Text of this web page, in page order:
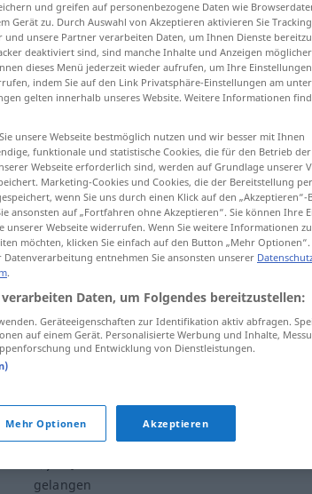
gelangenzu, nach
gelangenauf einen Posten, in ein
an dieÖffentlichkeitgelangen
ans Zielgelangen
gelangen
und greifen auf personenbezogene Daten wie
Gerät zu. Durch Auswahl von Akzeptieren aktivieren Sie
unsere Partner verarbeiten Daten, um Ihnen Dienste
deaktiviert sind, sind manche Inhalte und Anzeigen
dieses Menü jederzeit wieder aufrufen, um Ihre
indem Sie auf den Link Privatsphäre-Einstellungen am
gelten innerhalb unseres Website. Weitere Informationen
unsere Webseite bestmöglich nutzen und wir besser mit Ihnen
funktionale und statistische Cookies, die für den Betrieb
Webseite erforderlich sind, werden auf Grundlage unserer
Marketing-Cookies und Cookies, die der Bereitstellung
wenn Sie uns durch einen Klick auf den
ansonsten auf „Fortfahren ohne Akzeptieren“. Sie können Ihre
unserer Webseite widerrufen. Wenn Sie weitere Informationen
möchten, klicken Sie einfach auf den Button „Mehr Optionen“.
Datenverarbeitung entnehmen Sie ansonsten unserer
.
Daten, um Folgendes bereitzustellen:
Geräteeigenschaften zur Identifikation aktiv abfragen.
auf einem Gerät. Personalisierte Werbung und Inhalte,
und Entwicklung von Dienstleistungen.
Mehr Optionen Akzeptieren